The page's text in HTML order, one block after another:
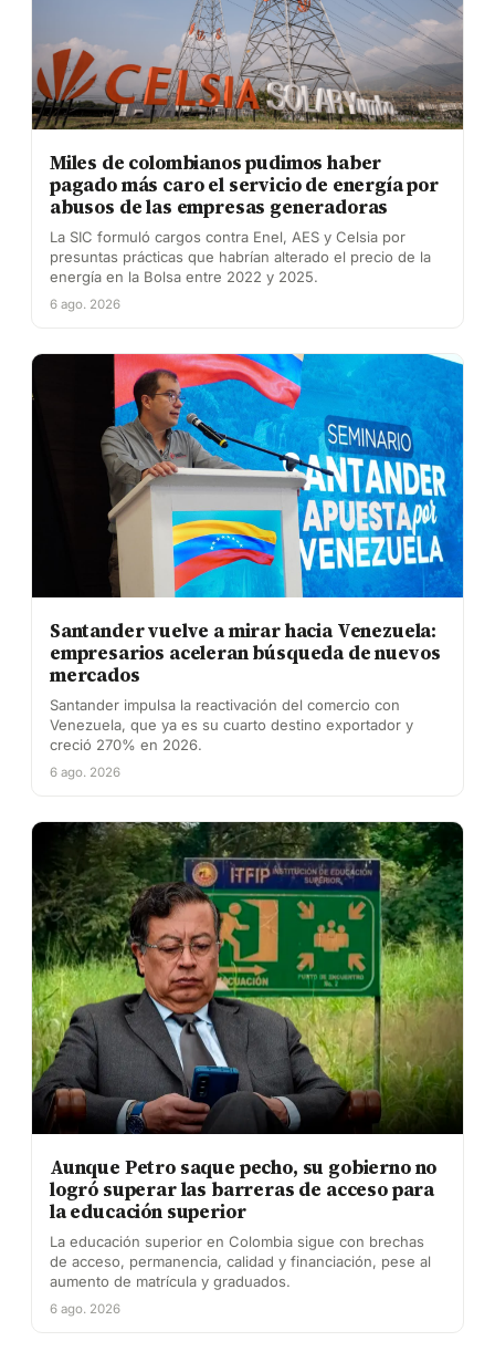
Miles de colombianos pudimos haber
pagado más caro el servicio de energía por
abusos de las empresas generadoras
La SIC formuló cargos contra Enel, AES y Celsia por
presuntas prácticas que habrían alterado el precio de la
energía en la Bolsa entre 2022 y 2025.
6 ago. 2026
Santander vuelve a mirar hacia Venezuela:
empresarios aceleran búsqueda de nuevos
mercados
Santander impulsa la reactivación del comercio con
Venezuela, que ya es su cuarto destino exportador y
creció 270% en 2026.
6 ago. 2026
Aunque Petro saque pecho, su gobierno no
logró superar las barreras de acceso para
la educación superior
La educación superior en Colombia sigue con brechas
de acceso, permanencia, calidad y financiación, pese al
aumento de matrícula y graduados.
6 ago. 2026